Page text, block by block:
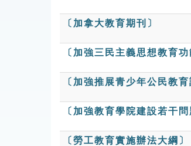
〔加拿大教育期刊〕
〔加強三民主義思想教育功
〔加強推展青少年公民教育
〔加強教育學院建設若干
〔勞工教育實施辦法大綱〕